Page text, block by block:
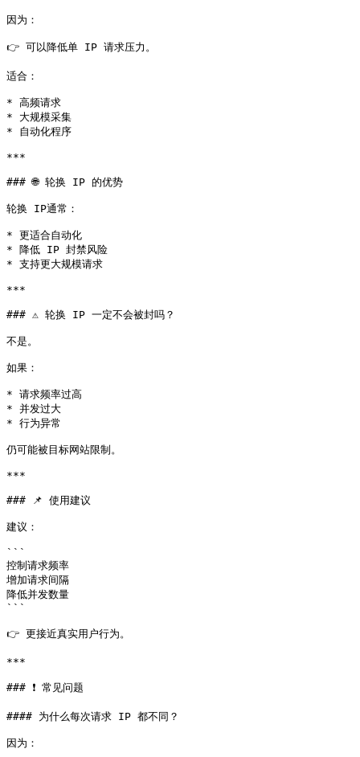
因为：
👉 可以降低单 IP 请求压力。
适合：
* 高频请求
* 大规模采集
* 自动化程序
***
### 🌐 轮换 IP 的优势
轮换 IP通常：
* 更适合自动化
* 降低 IP 封禁风险
* 支持更大规模请求
***
### ⚠️ 轮换 IP 一定不会被封吗？
不是。
如果：
* 请求频率过高
* 并发过大
* 行为异常
仍可能被目标网站限制。
***
### 📌 使用建议
建议：
```
控制请求频率
增加请求间隔
降低并发数量
```
👉 更接近真实用户行为。
***
### ❗ 常见问题
#### 为什么每次请求 IP 都不同？
因为：